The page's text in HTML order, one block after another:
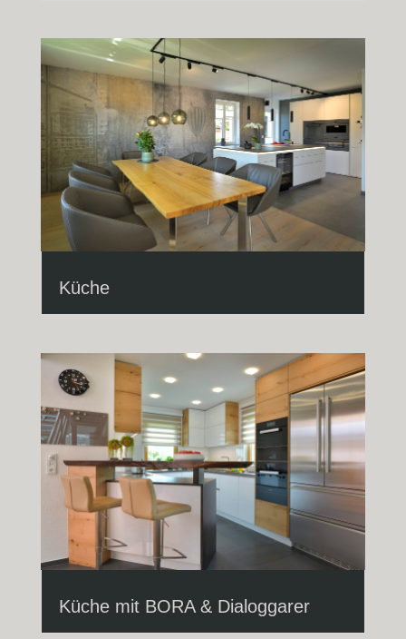
Küche
Küche mit BORA & Dialoggarer